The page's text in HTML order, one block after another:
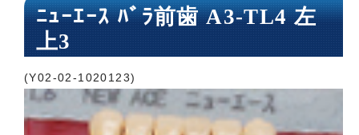
ネット販売ページ
歯科関連機器
術野撮影キット
ﾆｭｰｴｰｽ ﾊﾞﾗ前歯 A3-TL4 左
上3
(Y02-02-1020123)